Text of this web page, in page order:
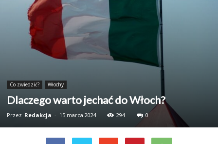
Co zwiedzić? Włochy
Dlaczego warto jechać do Włoch?
Przez Redakcja - 15 marca 2024 294 0